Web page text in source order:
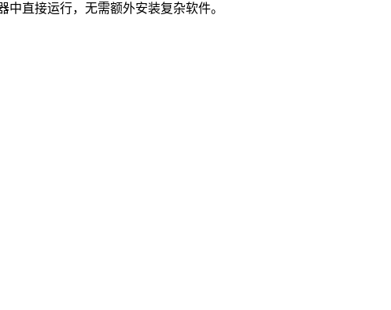
直接运行，无需额外安装复杂软件。